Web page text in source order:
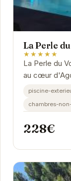
La Perle
★★★★★
La Perle du
au cœur
prestations
piscine-
chambres-
228€